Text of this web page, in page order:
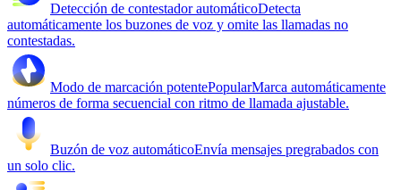
Detección de contestador automáticoDetecta
automáticamente los buzones de voz y omite las llamadas no
contestadas.
Modo de marcación potentePopularMarca automáticamente
números de forma secuencial con ritmo de llamada ajustable.
Buzón de voz automáticoEnvía mensajes pregrabados con
un solo clic.